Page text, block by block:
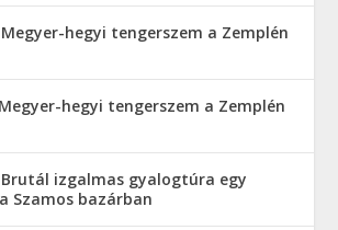
Megyer-hegyi tengerszem a Zemplén
Megyer-hegyi tengerszem a Zemplén
Brutál izgalmas gyalogtúra egy
Szamos bazárban